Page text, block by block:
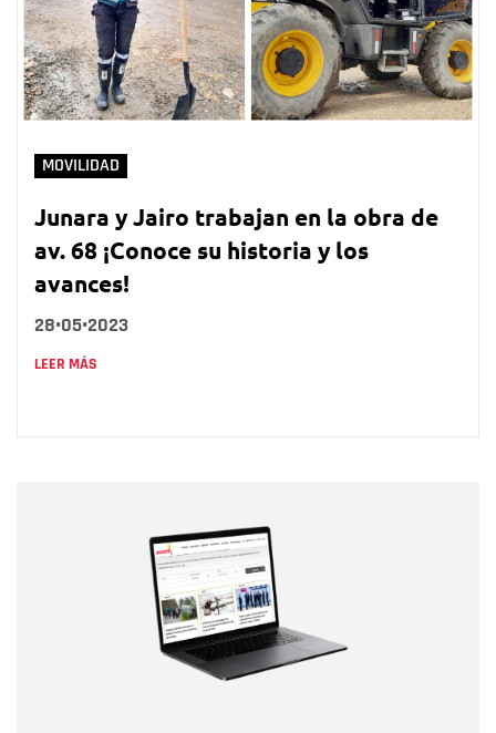
MOVILIDAD
Junara y Jairo trabajan en la obra de
av. 68 ¡Conoce su historia y los
avances!
28•05•2023
LEER MÁS
Correo electrónico
Tipo de comentario